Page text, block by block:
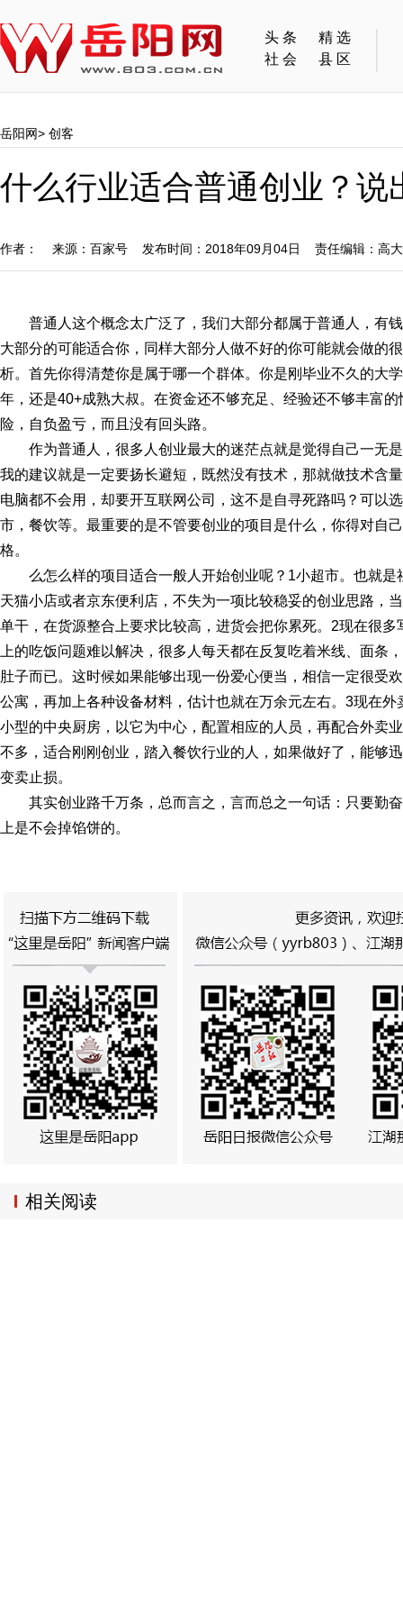
头条
精选
社会
县区
岳阳网> 创客
什么行业适合普通创业？说
作者： 来源：百家号 发布时间：2018年09月04日 责任编辑：高
普通人这个概念太广泛了，我们大部分都属于普通人，有
大部分的可能适合你，同样大部分人做不好的你可能就会做的
析。首先你得清楚你是属于哪一个群体。你是刚毕业不久的大
年，还是40+成熟大叔。在资金还不够充足、经验还不够丰富
险，自负盈亏，而且没有回头路。
作为普通人，很多人创业最大的迷茫点就是觉得自己一无
我的建议就是一定要扬长避短，既然没有技术，那就做技术含
电脑都不会用，却要开互联网公司，这不是自寻死路吗？可以
市，餐饮等。最重要的是不管要创业的项目是什么，你得对自
格。
么怎么样的项目适合一般人开始创业呢？1小超市。也就
天猫小店或者京东便利店，不失为一项比较稳妥的创业思路，
单干，在货源整合上要求比较高，进货会把你累死。2现在很
上的吃饭问题难以解决，很多人每天都在反复吃着米线、面条
肚子而已。这时候如果能够出现一份爱心便当，相信一定很受
公寓，再加上各种设备材料，估计也就在万余元左右。3现在
小型的中央厨房，以它为中心，配置相应的人员，再配合外卖
不多，适合刚刚创业，踏入餐饮行业的人，如果做好了，能够
变卖止损。
其实创业路千万条，总而言之，言而总之一句话：只要勤
上是不会掉馅饼的。
相关阅读